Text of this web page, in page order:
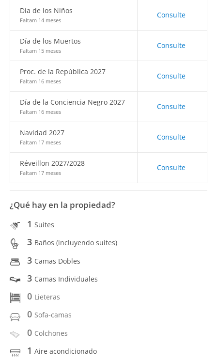
Día de los Niños
Faltam 14 meses
Consulte
Día de los Muertos
Faltam 15 meses
Consulte
Proc. de la República 2027
Faltam 16 meses
Consulte
Día de la Conciencia Negro 2027
Faltam 16 meses
Consulte
Navidad 2027
Faltam 17 meses
Consulte
Réveillon 2027/2028
Faltam 17 meses
Consulte
¿Qué hay en la propiedad?
1 Suites
3 Baños (incluyendo suites)
3 Camas Dobles
3 Camas Individuales
0 Lieteras
0 Sofa-camas
0 Colchones
1 Aire acondicionado